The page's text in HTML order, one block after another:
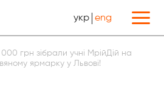
укр eng
грн зібрали учні МрійДій на
ярмарку у Львові!